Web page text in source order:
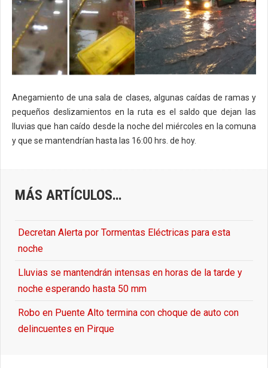
Anegamiento de una sala de clases, algunas caídas de ramas y
pequeños deslizamientos en la ruta es el saldo que dejan las
lluvias que han caído desde la noche del miércoles en la comuna
y que se mantendrían hasta las 16:00 hrs. de hoy.
MÁS ARTÍCULOS…
Decretan Alerta por Tormentas Eléctricas para esta
noche
Lluvias se mantendrán intensas en horas de la tarde y
noche esperando hasta 50 mm
Robo en Puente Alto termina con choque de auto con
delincuentes en Pirque